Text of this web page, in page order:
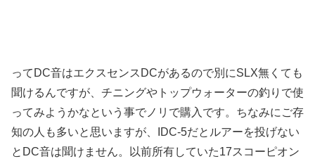
ってDC音はエクスセンスDCがあるので別にSLX無くても
聞けるんですが、チニングやトップウォーターの釣りで使
ってみようかなという事でノリで購入です。ちなみにご存
知の人も多いと思いますが、IDC-5だとルアーを投げない
とDC音は聞けません。以前所有していた17スコーピオン